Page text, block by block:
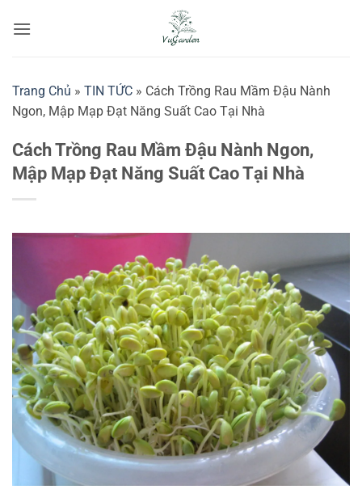
qua
Trang Chủ » TIN TỨC » Cách Trồng Rau Mầm Đậu Nành
Ngon, Mập Mạp Đạt Năng Suất Cao Tại Nhà
Cách Trồng Rau Mầm Đậu Nành Ngon,
Mập Mạp Đạt Năng Suất Cao Tại Nhà